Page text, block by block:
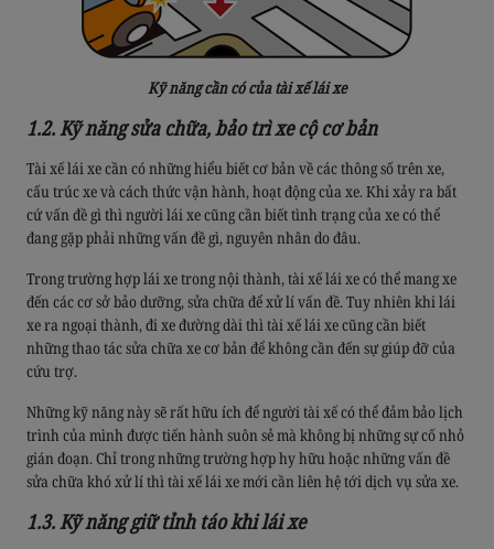
Kỹ năng cần có của tài xế lái xe
1.2. Kỹ năng sửa chữa, bảo trì xe cộ cơ bản
Tài xế lái xe cần có những hiểu biết cơ bản về các thông số trên xe,
cấu trúc xe và cách thức vận hành, hoạt động của xe. Khi xảy ra bất
cứ vấn đề gì thì người lái xe cũng cần biết tình trạng của xe có thể
đang gặp phải những vấn đề gì, nguyên nhân do đâu.
Trong trường hợp lái xe trong nội thành, tài xế lái xe có thể mang xe
đến các cơ sở bảo dưỡng, sửa chữa để xử lí vấn đề. Tuy nhiên khi lái
xe ra ngoại thành, đi xe đường dài thì tài xế lái xe cũng cần biết
những thao tác sửa chữa xe cơ bản để không cần đến sự giúp đỡ của
cứu trợ.
Những kỹ năng này sẽ rất hữu ích để người tài xế có thể đảm bảo lịch
trình của mình được tiến hành suôn sẻ mà không bị những sự cố nhỏ
gián đoạn. Chỉ trong những trường hợp hy hữu hoặc những vấn đề
sửa chữa khó xử lí thì tài xế lái xe mới cần liên hệ tới dịch vụ sửa xe.
1.3. Kỹ năng giữ tỉnh táo khi lái xe